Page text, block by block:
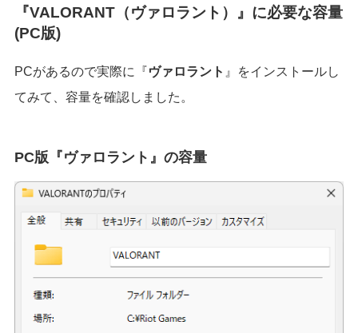
『VALORANT（ヴァロラント）』に必要な容量
(PC版)
PCがあるので実際に『ヴァロラント 』をインストールし
てみて、容量を確認しました。
PC版『ヴァロラント』の容量